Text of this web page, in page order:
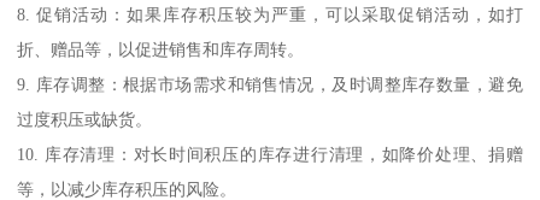
8. 促销活动：如果库存积压较为严重，可以采取促销活动，如打
折、赠品等，以促进销售和库存周转。
9. 库存调整：根据市场需求和销售情况，及时调整库存数量，避免
过度积压或缺货。
10. 库存清理：对长时间积压的库存进行清理，如降价处理、捐赠
等，以减少库存积压的风险。